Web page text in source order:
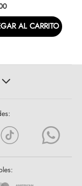
AL CARRITO